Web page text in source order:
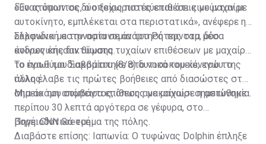
δύο ατόμων σε δύο ξεχωριστές επιθέσεις με μαχαίρι.
«Ένας ύποπτος, ο οποίος πιστεύεται ότι κινούνταν με
αυτοκίνητο, εμπλέκεται στα περιστατικά», ανέφερε η
ολλανδική αστυνομία σε ανάρτησή της στα μέσα
κοινωνικής δικτύωσης.
Σύμφωνα με την αστυνομία του Ρότερνταμ, δύο
άνδρες έπεσαν θύματα τυχαίων επιθέσεων με μαχαίρι
το πρωί του Σαββάτου (8/8) δυτικά του κέντρου της
πόλης.
Το ένα θύμα διακομίστηκε στο νοσοκομείο, ενώ το
άλλο έλαβε τις πρώτες βοήθειες από διασώστες στο
σημείο του συμβάντος, όπως ανακοίνωσε η αστυνομία.
Μια ακόμη απόπειρα επίθεσης με μαχαίρι σημειώθηκε
περίπου 30 λεπτά αργότερα σε γέφυρα, στο
βορειοδυτικό τμήμα της πόλης.
Πηγή: CNN Greece
Διαβάστε επίσης: Ιαπωνία: Ο τυφώνας Dolphin έπληξε